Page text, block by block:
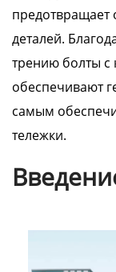
предотвращает
деталей.
трению болты с
обеспечивают
самым
тележки.